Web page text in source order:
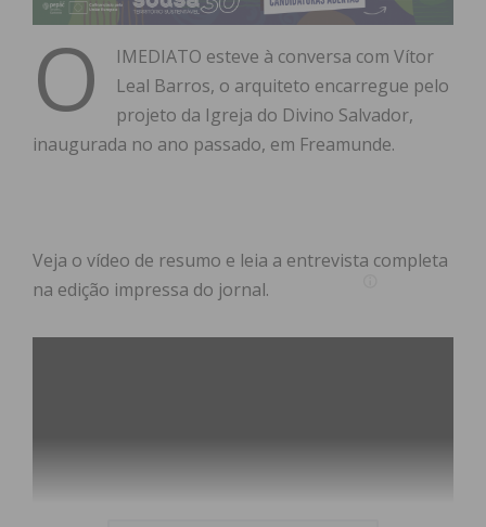
O
IMEDIATO esteve à conversa com Vítor
Leal Barros, o arquiteto encarregue pelo
projeto da Igreja do Divino Salvador,
inaugurada no ano passado, em Freamunde.
Veja o vídeo de resumo e leia a entrevista completa
na edição impressa do jornal.